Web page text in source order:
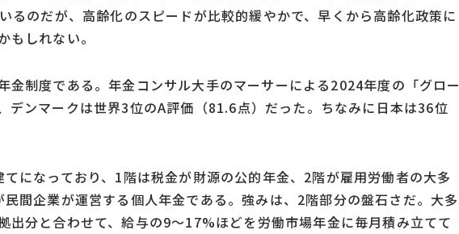
るのだが、高齢化のスピードが比較的緩やかで、早くから高齢化政策に
しれない。
金制度である。年金コンサル大手のマーサーによる2024年度の「グロー
デンマークは世界3位のA評価（81.6点）だった。ちなみに日本は36位
になっており、1階は税金が財源の公的年金、2階が雇用労働者の大多
間企業が運営する個人年金である。強みは、2階部分の盤石さだ。大多
出分と合わせて、給与の9〜17%ほどを労働市場年金に毎月積み立てて